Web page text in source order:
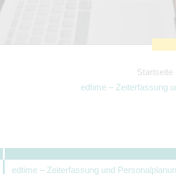
Startseite
edtime – Zeiterfassung
edtime – Zeiterfassung und
Angebotes
Angeboten von z.B.